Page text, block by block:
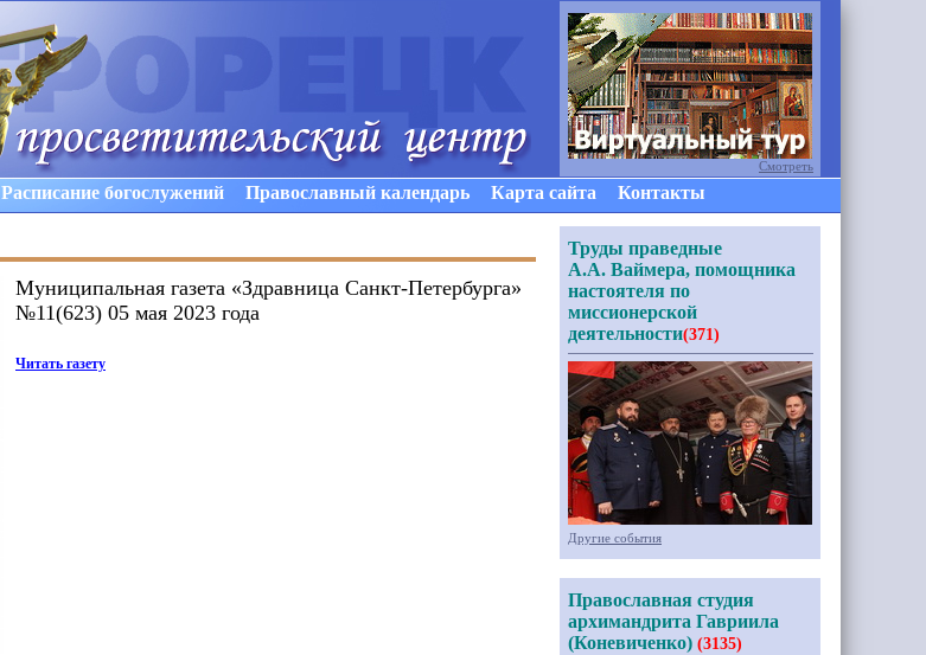
Расписание богослужений Православный календарь Карта сайта Контакты
Муниципальная газета «Здравница Санкт-Петербурга»
№11(623) 05 мая 2023 года
Читать газету
Смотреть
Труды праведные
А.А. Ваймера, помощника
настоятеля по
миссионерской
деятельности(371)
Другие события
Православная студия
архимандрита Гавриила
(Коневиченко) (3135)